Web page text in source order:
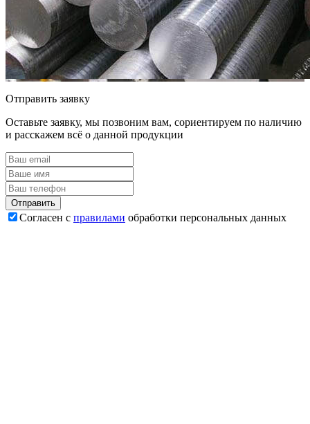
Отправить заявку
Оставьте заявку, мы позвоним вам, сориентируем по наличию
и расскажем всё о данной продукции
Согласен с правилами обработки персональных данных